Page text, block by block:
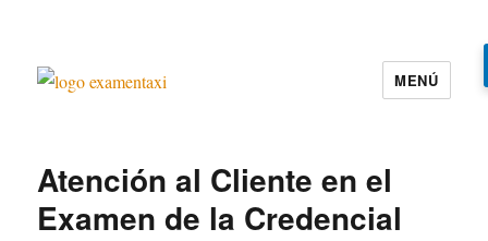
MENÚ
Atención al Cliente en el
Examen de la Credencial